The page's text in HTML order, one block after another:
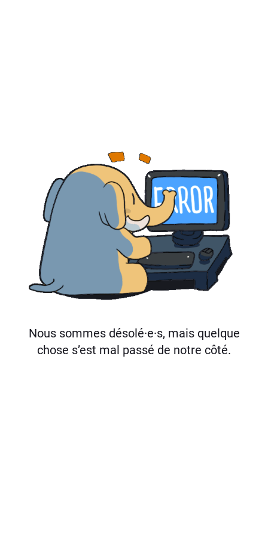
Nous sommes désolé·e·s, mais quelque
chose s’est mal passé de notre côté.